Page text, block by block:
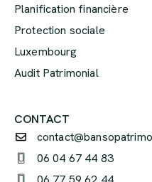
Planification financière
Protection sociale
Luxembourg
Audit Patrimonial
CONTACT
06 04 67 44 83